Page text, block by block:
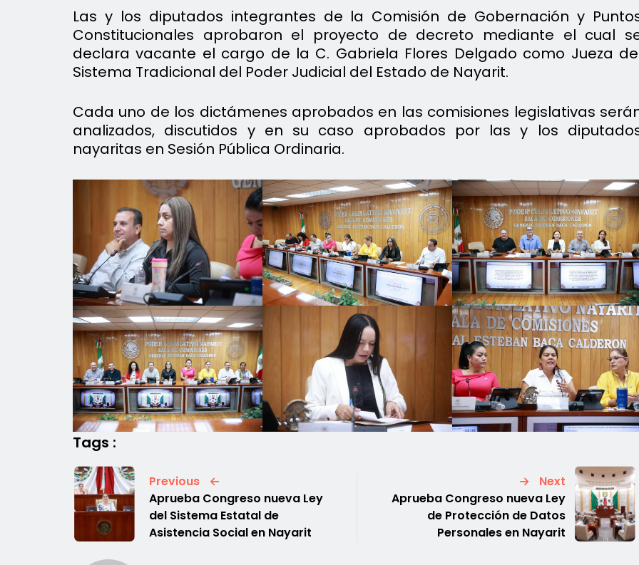
Las y los diputados integrantes de la Comisión de Gobernación y
Constitucionales aprobaron el proyecto de decreto mediante el cual
declara vacante el cargo de la C. Gabriela Flores Delgado como Jueza
Sistema Tradicional del Poder Judicial del Estado de Nayarit.
Cada uno de los dictámenes aprobados en las comisiones legislativas
analizados, discutidos y en su caso aprobados por las y los
nayaritas en Sesión Pública Ordinaria.
Tags :
Previous
Aprueba Congreso nueva Ley
del Sistema Estatal de
Asistencia Social en Nayarit
Next
Aprueba Congreso nueva Ley
de Protección de Datos
Personales en Nayarit